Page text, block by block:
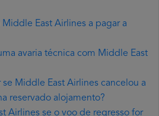
East Airlines a pagar a
avaria técnica com Middle East
Middle East Airlines cancelou a
reservado alojamento?
Airlines se o voo de regresso for